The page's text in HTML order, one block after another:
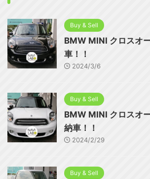
Buy & Sell
BMW MINI クロスオ
車！！
2024/3/6
Buy & Sell
BMW MINI クロスオ
納車！！
2024/2/29
Buy & Sell